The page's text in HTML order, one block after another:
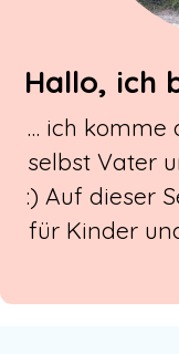
Hallo, ich
… ich komme
selbst Vater
:) Auf dieser
für Kinder